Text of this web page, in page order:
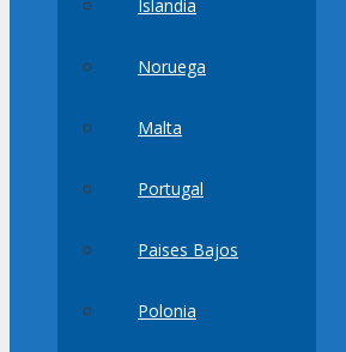
Islandia
Noruega
Malta
Portugal
Paises Bajos
Polonia